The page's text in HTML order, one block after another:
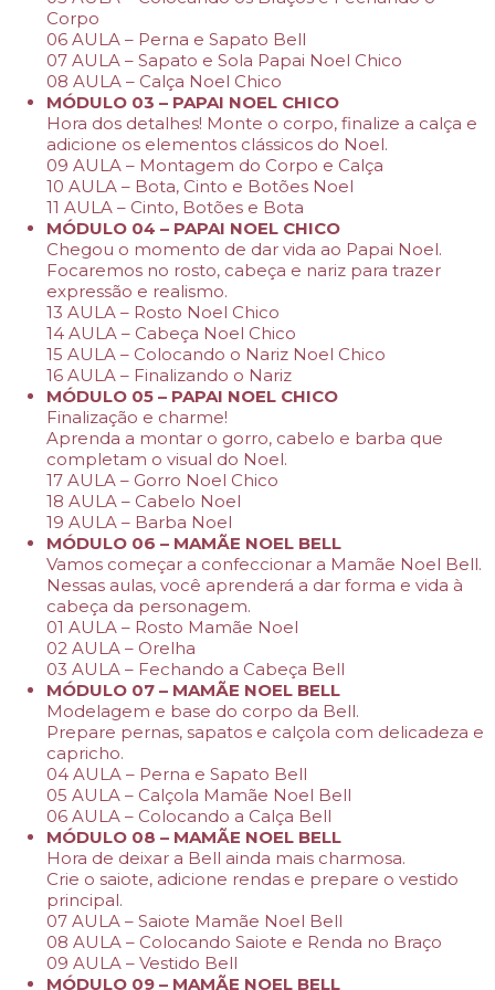
Corpo
06 AULA – Perna e Sapato Bell
07 AULA – Sapato e Sola Papai Noel Chico
08 AULA – Calça Noel Chico
MÓDULO 03 – PAPAI NOEL CHICO
Hora dos detalhes! Monte o corpo, finalize a calça e
adicione os elementos clássicos do Noel.
09 AULA – Montagem do Corpo e Calça
10 AULA – Bota, Cinto e Botões Noel
11 AULA – Cinto, Botões e Bota
MÓDULO 04 – PAPAI NOEL CHICO
Chegou o momento de dar vida ao Papai Noel.
Focaremos no rosto, cabeça e nariz para trazer
expressão e realismo.
13 AULA – Rosto Noel Chico
14 AULA – Cabeça Noel Chico
15 AULA – Colocando o Nariz Noel Chico
16 AULA – Finalizando o Nariz
MÓDULO 05 – PAPAI NOEL CHICO
Finalização e charme!
Aprenda a montar o gorro, cabelo e barba que
completam o visual do Noel.
17 AULA – Gorro Noel Chico
18 AULA – Cabelo Noel
19 AULA – Barba Noel
MÓDULO 06 – MAMÃE NOEL BELL
Vamos começar a confeccionar a Mamãe Noel Bell.
Nessas aulas, você aprenderá a dar forma e vida à
cabeça da personagem.
01 AULA – Rosto Mamãe Noel
02 AULA – Orelha
03 AULA – Fechando a Cabeça Bell
MÓDULO 07 – MAMÃE NOEL BELL
Modelagem e base do corpo da Bell.
Prepare pernas, sapatos e calçola com delicadeza e
capricho.
04 AULA – Perna e Sapato Bell
05 AULA – Calçola Mamãe Noel Bell
06 AULA – Colocando a Calça Bell
MÓDULO 08 – MAMÃE NOEL BELL
Hora de deixar a Bell ainda mais charmosa.
Crie o saiote, adicione rendas e prepare o vestido
principal.
07 AULA – Saiote Mamãe Noel Bell
08 AULA – Colocando Saiote e Renda no Braço
09 AULA – Vestido Bell
MÓDULO 09 – MAMÃE NOEL BELL